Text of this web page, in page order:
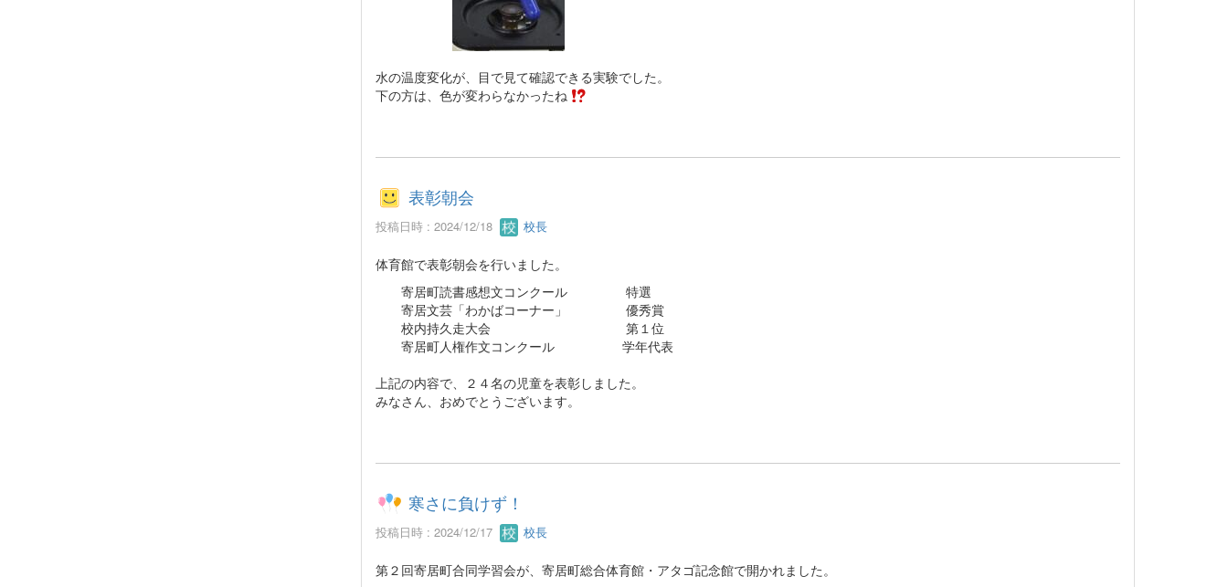
水の温度変化が、目で見て確認できる実験でした。
下の方は、色が変わらなかったね
表彰朝会
投稿日時 : 2024/12/18 校長
体育館で表彰朝会を行いました。
寄居町読書感想文コンクール 特選
寄居文芸「わかばコーナー」 優秀賞
校内持久走大会 第１位
寄居町人権作文コンクール 学年代表
上記の内容で、２４名の児童を表彰しました。
みなさん、おめでとうございます。
寒さに負けず！
投稿日時 : 2024/12/17 校長
第２回寄居町合同学習会が、寄居町総合体育館・アタゴ記念館で開かれました。